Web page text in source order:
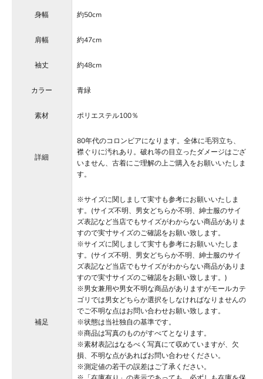
身幅 約50cm
肩幅 約47cm
袖丈 約48cm
カラー 青緑
素材 ポリエステル100％
詳細
80年代のコロンビアになります。全体に毛羽立ち、
襟ぐりに汚れあり。破れ等の目立ったダメージはござ
いません、古着にご理解の上ご購入をお願いいたしま
す。
補足
※サイズに関しまして実寸も参考にお願いいたしま
す。(サイズ不明、男女どちらか不明、紳士服のサイ
ズ表記など当店でもサイズがわからない商品がありま
すので実寸サイズのご確認をお願い致します。
※サイズに関しまして実寸も参考にお願いいたしま
す。(サイズ不明、男女どちらか不明、紳士服のサイ
ズ表記など当店でもサイズがわからない商品がありま
すので実寸サイズのご確認をお願い致します。)
※男女兼用や男女不明な商品がありますがモールカテ
ゴリでは男女どちらか選択をしなければなりませんの
でご不明な点はお問い合わせお願い致します。
※状態は当社独自の基準です。
※商品は写真のものがすべてとなります。
※素材表記はなるべく写真にて収めていますが、欠
損、不明な点があればお問い合わせください。
※測定値の若干の誤差はご了承ください。